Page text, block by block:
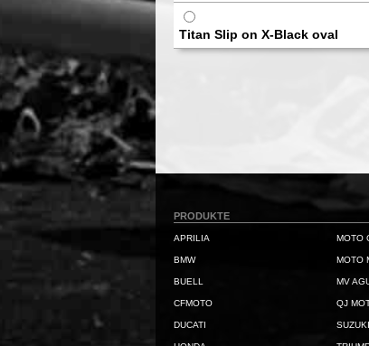
Titan Slip on X-Black oval
PRODUKTE
APRILIA
BMW
BUELL
CFMOTO
DUCATI
MOTO
MOTO
MV
QJ
SUZUKI